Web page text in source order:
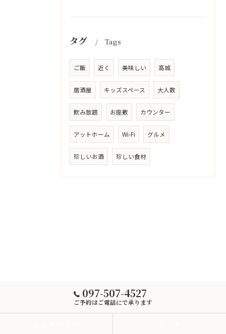
タグ Tags
ご飯 近く 美味しい 高城
居酒屋 キッズスペース 大人数
飲み放題 お座敷 カウンター
アットホーム Wi-Fi グルメ
珍しいお酒 珍しい食材
097-507-4527
ご予約はご電話にで承ります